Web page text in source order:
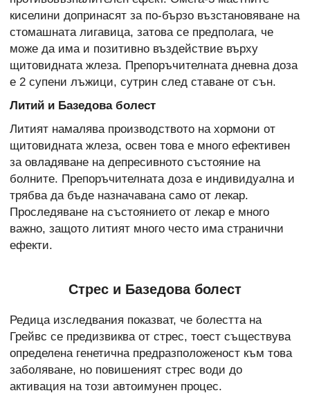
киселини допринасят за по-бързо възстановяване на
стомашната лигавица, затова се предполага, че
може да има и позитивно въздействие върху
щитовидната жлеза. Препоръчителната дневна доза
е 2 супени лъжици, сутрин след ставане от сън.
Литий и Базедова болест
Литият намалява производството на хормони от
щитовидната жлеза, освен това е много ефективен
за овладяване на депресивното състояние на
болните. Препоръчителната доза е индивидуална и
трябва да бъде назначавана само от лекар.
Проследяване на състоянието от лекар е много
важно, защото литият много често има странични
ефекти.
Стрес и Базедова болест
Редица изследвания показват, че болестта на
Грейвс се предизвиква от стрес, тоест съществува
определена генетична предразположеност към това
заболяване, но повишеният стрес води до
активация на този автоимунен процес.